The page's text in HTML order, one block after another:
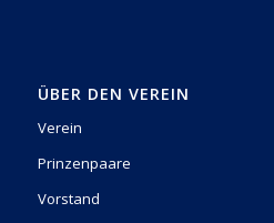
ÜBER DEN VEREIN
Verein
Prinzenpaare
Vorstand